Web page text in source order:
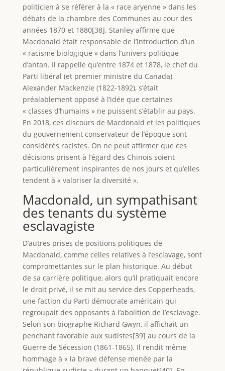
politicien à se référer à la « race aryenne » dans les
débats de la chambre des Communes au cour des
années 1870 et 1880[38]. Stanley affirme que
Macdonald était responsable de l’introduction d’un
« racisme biologique » dans l’univers politique
d’antan. Il rappelle qu’entre 1874 et 1878, le chef du
Parti libéral (et premier ministre du Canada)
Alexander Mackenzie (1822-1892), s’était
préalablement opposé à l’idée que certaines
« classes d’humains » ne puissent s’établir au pays.
En 2018, ces discours de Macdonald et les politiques
du gouvernement conservateur de l’époque sont
considérés racistes. On ne peut affirmer que ces
décisions prisent à l’égard des Chinois soient
particulièrement inspirantes de nos jours et qu’elles
tendent à « valoriser la diversité ».
Macdonald, un sympathisant
des tenants du système
esclavagiste
D’autres prises de positions politiques de
Macdonald, comme celles relatives à l’esclavage, sont
compromettantes sur le plan historique. Au début
de sa carrière politique, alors qu’il pratiquait encore
le droit privé, il se mit au service des Copperheads,
une faction du Parti démocrate américain qui
regroupait des opposants à l’abolition de l’esclavage.
Selon son biographe Richard Gwyn, il affichait un
penchant favorable aux sudistes[39] au cours de la
Guerre de Sécession (1861-1865). Il rendit même
hommage à « la brave défense menée par la